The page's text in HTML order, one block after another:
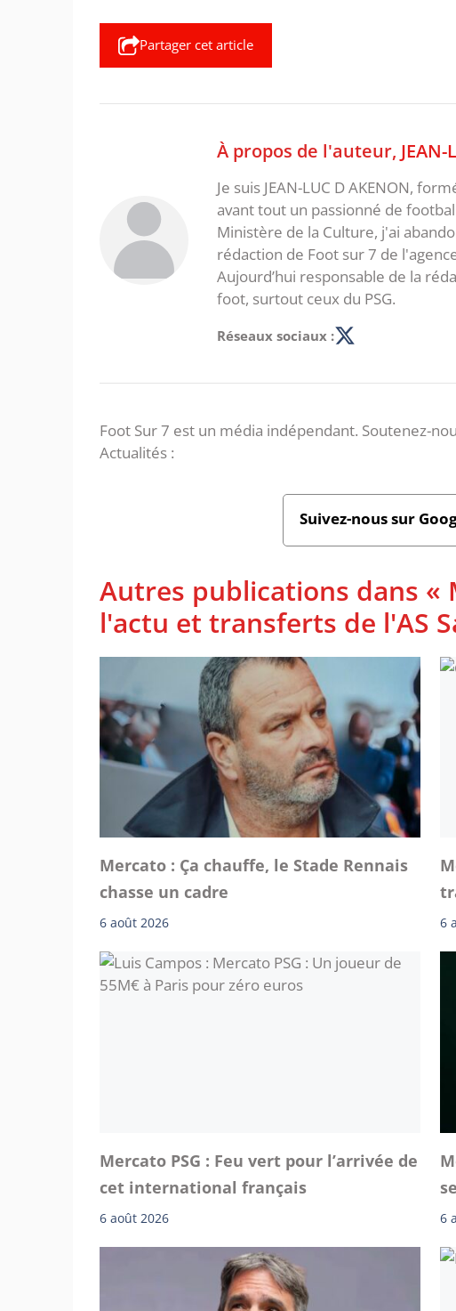
Partager cet article
À propos de l'auteur, JEAN-
Je suis JEAN-LUC D AKENON,
avant tout un passionné de
Ministère de la Culture, j'ai
rédaction de Foot sur 7 de
Aujourd’hui responsable de la
foot, surtout ceux du PSG.
Réseaux sociaux :
Foot Sur 7 est un média indépendant. Soutenez-
Actualités :
Suivez-nous sur
Autres publications dans «
l'actu et transferts de l'AS
Mercato : Ça chauffe, le Stade Rennais
chasse un cadre
6 août 2026 6
Mercato PSG : Feu vert pour l’arrivée de
cet international français
6 août 2026 6